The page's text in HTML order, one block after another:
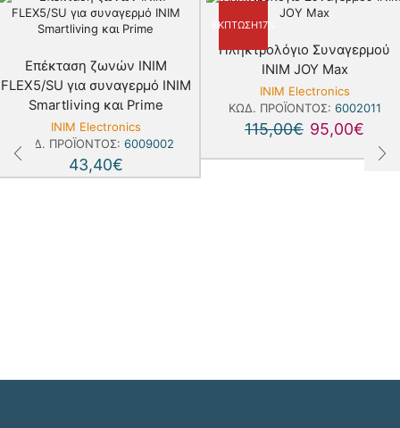
Eπέκταση ζωνών INIM
FLEX5/SU για συναγερμό INIM
Smartliving και Prime
INIM Electronics
ΚΩΔ. ΠΡΟΪΌΝΤΟΣ: 6009002
43,40€
ΈΚΠΤΩΣΗ17%
Πληκτρολόγιο Συναγερμού
INIM JOY Max
INIM Electronics
ΚΩΔ. ΠΡΟΪΌΝΤΟΣ: 6002011
115,00€ 95,00€